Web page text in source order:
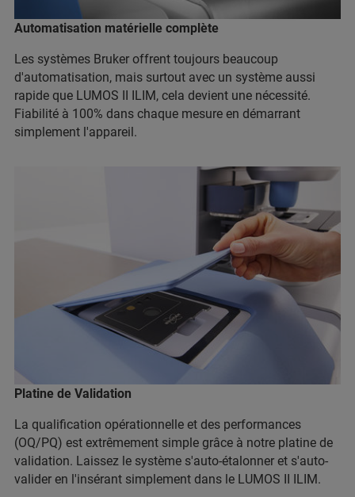
Automatisation matérielle complète
Les systèmes Bruker offrent toujours beaucoup
d'automatisation, mais surtout avec un système aussi
rapide que LUMOS II ILIM, cela devient une nécessité.
Fiabilité à 100% dans chaque mesure en démarrant
simplement l'appareil.
Platine de Validation
La qualification opérationnelle et des performances
(OQ/PQ) est extrêmement simple grâce à notre platine de
validation. Laissez le système s'auto-étalonner et s'auto-
valider en l'insérant simplement dans le LUMOS II ILIM.